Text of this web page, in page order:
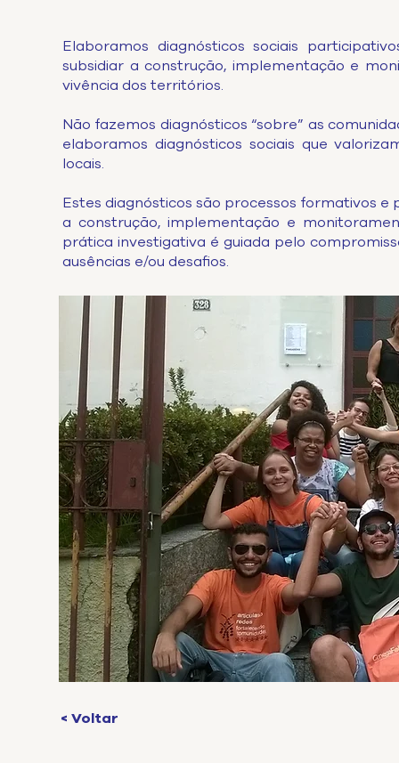
Elaboramos diagnósticos sociais
subsidiar a construção, implementação e
vivência dos territórios.
Não fazemos diagnósticos “sobre” as
elaboramos diagnósticos sociais que
locais.
Estes diagnósticos são processos formativos
a construção, implementação e
prática investigativa é guiada pelo
ausências e/ou desafios.
< Voltar